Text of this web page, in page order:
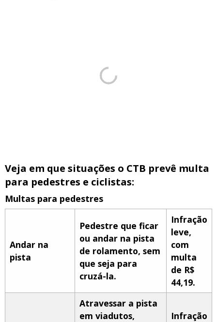
Veja em que situações o CTB prevê multa
para pedestres e ciclistas:
Multas para pedestres
Andar na
pista
Pedestre que ficar
ou andar na pista
de rolamento, sem
que seja para
cruzá-la.
Infração
leve,
com
multa
de R$
44,19.
Atravessar a pista
em viadutos,
Infração